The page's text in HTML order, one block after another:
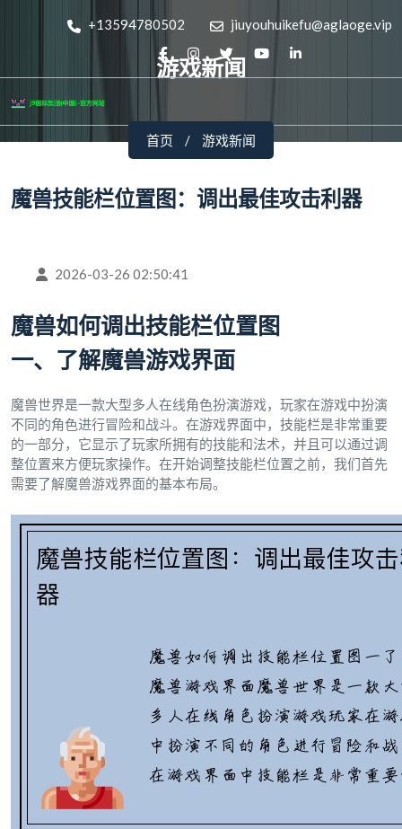
+13594780502 jiuyouhuikefu@aglaoge.vip
游戏新闻
首页 游戏新闻
魔兽技能栏位置图：调出最佳攻击利器
2026-03-26 02:50:41
魔兽如何调出技能栏位置图
一、了解魔兽游戏界面
魔兽世界是一款大型多人在线角色扮演游戏，玩家在游戏中扮演
不同的角色进行冒险和战斗。在游戏界面中，技能栏是非常重要
的一部分，它显示了玩家所拥有的技能和法术，并且可以通过调
整位置来方便玩家操作。在开始调整技能栏位置之前，我们首先
需要了解魔兽游戏界面的基本布局。